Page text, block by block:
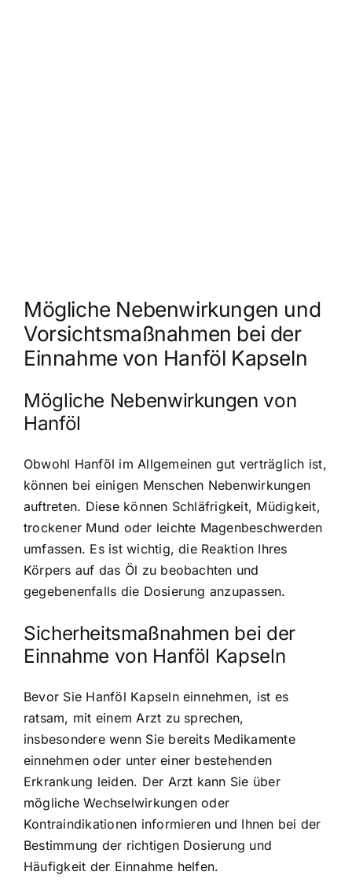
Mögliche Nebenwirkungen und
Vorsichtsmaßnahmen bei der
Einnahme von Hanföl Kapseln
Mögliche Nebenwirkungen von
Hanföl
Obwohl Hanföl im Allgemeinen gut verträglich ist,
können bei einigen Menschen Nebenwirkungen
auftreten. Diese können Schläfrigkeit, Müdigkeit,
trockener Mund oder leichte Magenbeschwerden
umfassen. Es ist wichtig, die Reaktion Ihres
Körpers auf das Öl zu beobachten und
gegebenenfalls die Dosierung anzupassen.
Sicherheitsmaßnahmen bei der
Einnahme von Hanföl Kapseln
Bevor Sie Hanföl Kapseln einnehmen, ist es
ratsam, mit einem Arzt zu sprechen,
insbesondere wenn Sie bereits Medikamente
einnehmen oder unter einer bestehenden
Erkrankung leiden. Der Arzt kann Sie über
mögliche Wechselwirkungen oder
Kontraindikationen informieren und Ihnen bei der
Bestimmung der richtigen Dosierung und
Häufigkeit der Einnahme helfen.